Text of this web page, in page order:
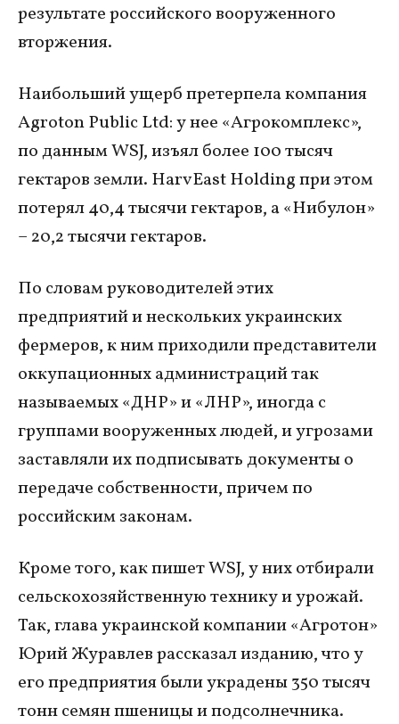
результате российского вооруженного
вторжения.
Наибольший ущерб претерпела компания
Agroton Public Ltd: у нее «Агрокомплекс»,
по данным WSJ, изъял более 100 тысяч
гектаров земли. HarvEast Holding при этом
потерял 40,4 тысячи гектаров, а «Нибулон»
– 20,2 тысячи гектаров.
По словам руководителей этих
предприятий и нескольких украинских
фермеров, к ним приходили представители
оккупационных администраций так
называемых «ДНР» и «ЛНР», иногда с
группами вооруженных людей, и угрозами
заставляли их подписывать документы о
передаче собственности, причем по
российским законам.
Кроме того, как пишет WSJ, у них отбирали
сельскохозяйственную технику и урожай.
Так, глава украинской компании «Агротон»
Юрий Журавлев рассказал изданию, что у
его предприятия были украдены 350 тысяч
тонн семян пшеницы и подсолнечника.